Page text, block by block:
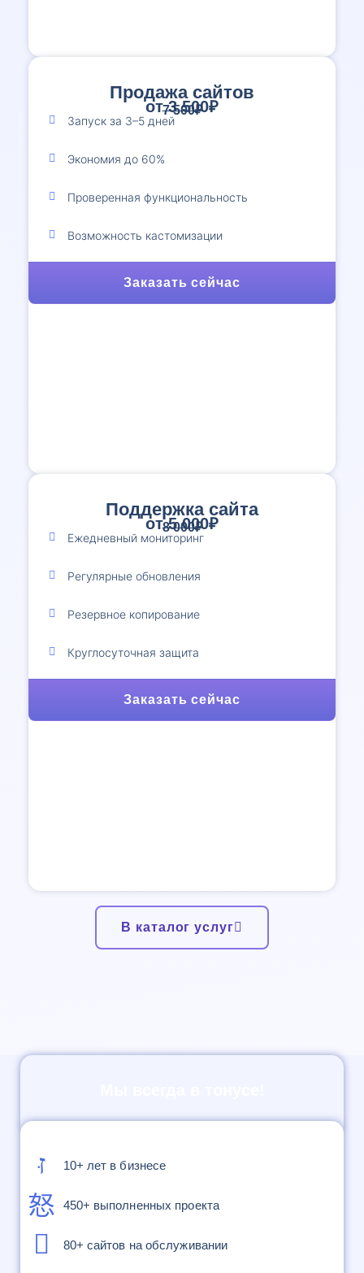
Продажа сайтов
от 3 500₽
7 500₽
Запуск за 3–5 дней
Экономия до 60%
Проверенная функциональность
Возможность кастомизации
Заказать сейчас
Поддержка сайта
от 5 000₽
8 000₽
Ежедневный мониторинг
Регулярные обновления
Резервное копирование
Круглосуточная защита
Заказать сейчас
В каталог услуг
10+ лет в бизнесе
450+ выполненных проекта
80+ сайтов на обслуживании